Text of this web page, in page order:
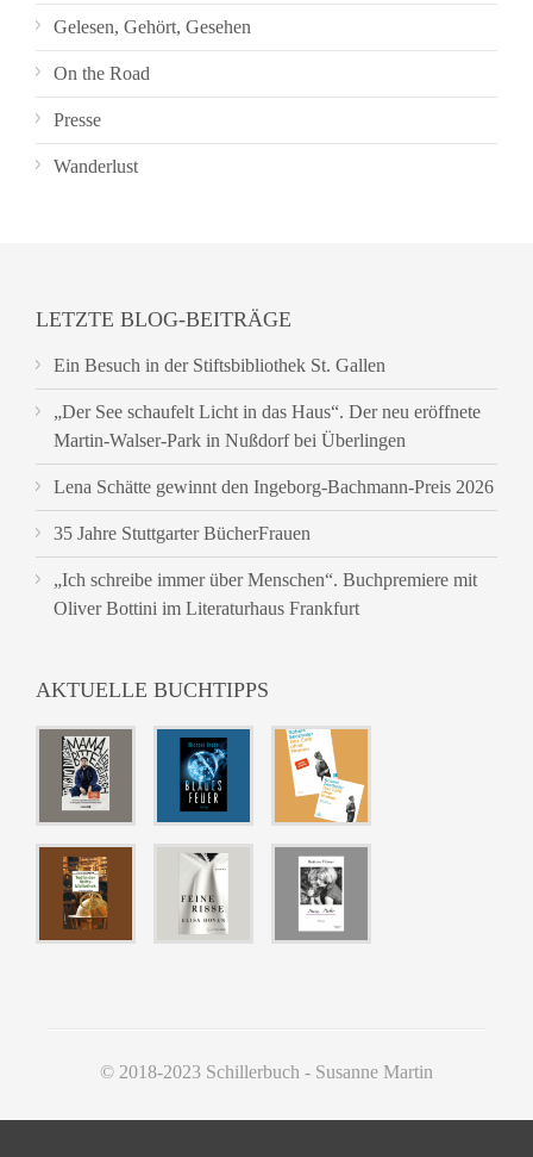
Gelesen, Gehört, Gesehen
On the Road
Presse
Wanderlust
LETZTE BLOG-BEITRÄGE
Ein Besuch in der Stiftsbibliothek St. Gallen
„Der See schaufelt Licht in das Haus“. Der neu eröffnete
Martin-Walser-Park in Nußdorf bei Überlingen
Lena Schätte gewinnt den Ingeborg-Bachmann-Preis 2026
35 Jahre Stuttgarter BücherFrauen
„Ich schreibe immer über Menschen“. Buchpremiere mit
Oliver Bottini im Literaturhaus Frankfurt
AKTUELLE BUCHTIPPS
© 2018-2023 Schillerbuch - Susanne Martin